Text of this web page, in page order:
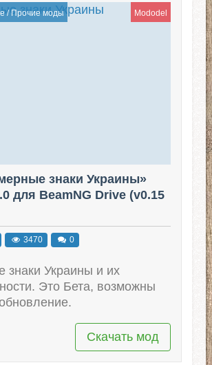
/Прочие моды Mododel
знаки Украины»
для BeamNG Drive (v0.15
3470 0
знаки Украины и их
Это Бета, возможны
Скачать мод